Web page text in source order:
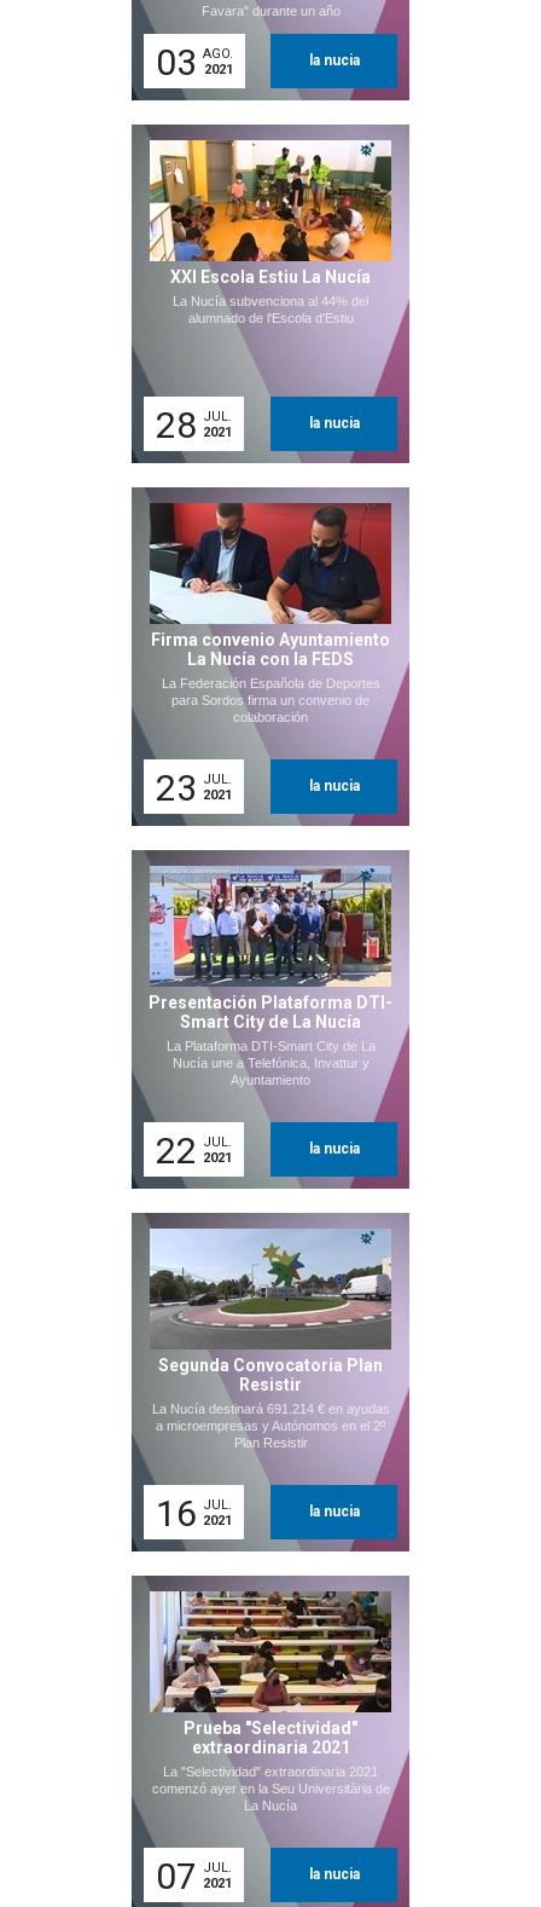
Favara" durante un año
03 AGO.
2021
la nucia
XXI Escola Estiu La Nucía
La Nucía subvenciona al 44% del
alumnado de l'Escola d'Estiu
28 JUL.
2021
la nucia
Firma convenio Ayuntamiento
La Nucía con la FEDS
La Federación Española de Deportes
para Sordos firma un convenio de
colaboración
23
JUL.
2021
la nucia
Presentación Plataforma DTI-
Smart City de La Nucía
La Plataforma DTI-Smart City de La
Nucía une a Telefónica, Invattur y
Ayuntamiento
22
JUL.
2021
la nucia
Segunda Convocatoria Plan
Resistir
La Nucía destinará 691.214 € en ayudas
a microempresas y Autónomos en el 2º
Plan Resistir
16 JUL.
2021
la nucia
Prueba "Selectividad"
extraordinaria 2021
La "Selectividad" extraordinaria 2021
comenzó ayer en la Seu Universitària de
La Nucía
07
JUL.
2021
la nucia